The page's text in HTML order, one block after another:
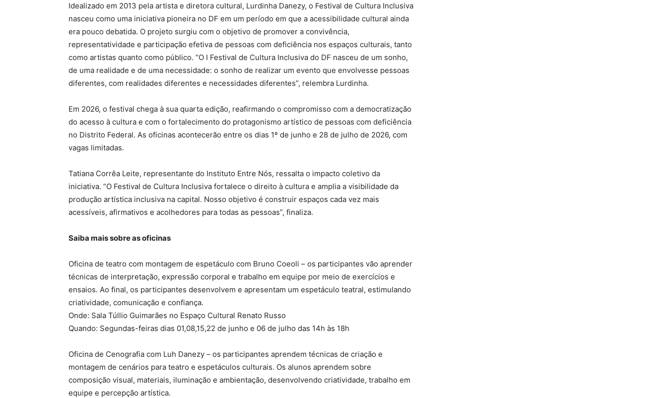
Idealizado em 2013 pela artista e diretora cultural, Lurdinha Danezy, o Festival de Cultura Inclusiva
nasceu como uma iniciativa pioneira no DF em um período em que a acessibilidade cultural ainda
era pouco debatida. O projeto surgiu com o objetivo de promover a convivência,
representatividade e participação efetiva de pessoas com deficiência nos espaços culturais, tanto
como artistas quanto como público. “O I Festival de Cultura Inclusiva do DF nasceu de um sonho,
de uma realidade e de uma necessidade: o sonho de realizar um evento que envolvesse pessoas
diferentes, com realidades diferentes e necessidades diferentes”, relembra Lurdinha.
Em 2026, o festival chega à sua quarta edição, reafirmando o compromisso com a democratização
do acesso à cultura e com o fortalecimento do protagonismo artístico de pessoas com deficiência
no Distrito Federal. As oficinas acontecerão entre os dias 1º de junho e 28 de julho de 2026, com
vagas limitadas.
Tatiana Corrêa Leite, representante do Instituto Entre Nós, ressalta o impacto coletivo da
iniciativa. “O Festival de Cultura Inclusiva fortalece o direito à cultura e amplia a visibilidade da
produção artística inclusiva na capital. Nosso objetivo é construir espaços cada vez mais
acessíveis, afirmativos e acolhedores para todas as pessoas”, finaliza.
Saiba mais sobre as oficinas
Oficina de teatro com montagem de espetáculo com Bruno Coeoli – os participantes vão aprender
técnicas de interpretação, expressão corporal e trabalho em equipe por meio de exercícios e
ensaios. Ao final, os participantes desenvolvem e apresentam um espetáculo teatral, estimulando
criatividade, comunicação e confiança.
Onde: Sala Túllio Guimarães no Espaço Cultural Renato Russo
Quando: Segundas-feiras dias 01,08,15,22 de junho e 06 de julho das 14h às 18h
Oficina de Cenografia com Luh Danezy – os participantes aprendem técnicas de criação e
montagem de cenários para teatro e espetáculos culturais. Os alunos aprendem sobre
composição visual, materiais, iluminação e ambientação, desenvolvendo criatividade, trabalho em
equipe e percepção artística.